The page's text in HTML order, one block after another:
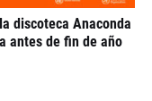
discoteca Anaconda
antes de fin de año